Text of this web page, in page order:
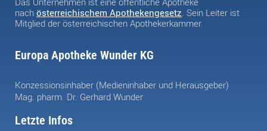
nach österreichischem Apothekengesetz. Sein Leiter ist
Mitglied der österreichischen Apothekerkammer.
Europa Apotheke Wunder KG
Konzessionsinhaber (Medieninhaber und Herausgeber)
Mag. pharm. Dr. Gerhard Wunder
Letzte Infos